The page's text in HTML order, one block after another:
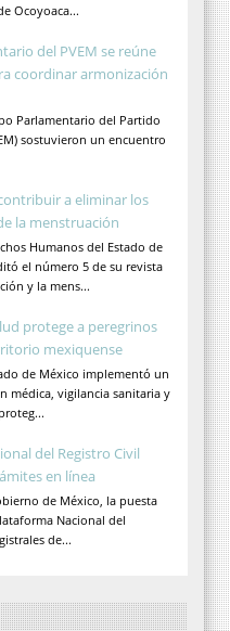
Ocoyoaca...
del PVEM se reúne
coordinar armonización
Parlamentario del Partido
sostuvieron un encuentro
a eliminar los
la menstruación
Humanos del Estado de
el número 5 de su revista
y la mens...
protege a peregrinos
mexiquense
de México implementó un
médica, vigilancia sanitaria y
del Registro Civil
en línea
de México, la puesta
Nacional del
de...